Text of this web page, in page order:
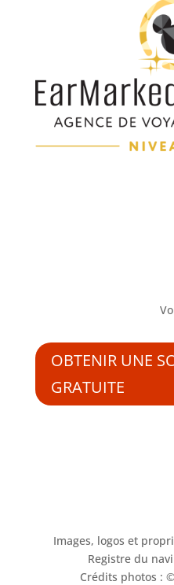
OBTENIR UNE
GRATUITE
Images, logos et
Registre du
Crédits photos :